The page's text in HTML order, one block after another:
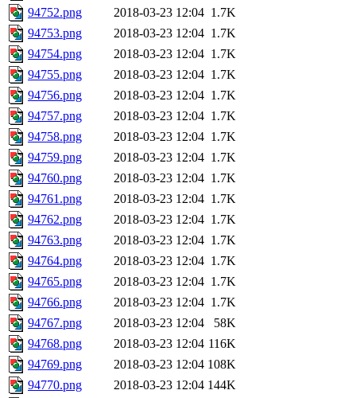
94752.png
2018-03-23 12:04 1.7K
94753.png
2018-03-23 12:04 1.7K
94754.png
2018-03-23 12:04 1.7K
94755.png
2018-03-23 12:04 1.7K
94756.png
2018-03-23 12:04 1.7K
94757.png
2018-03-23 12:04 1.7K
94758.png
2018-03-23 12:04 1.7K
94759.png
2018-03-23 12:04 1.7K
94760.png
2018-03-23 12:04 1.7K
94761.png
2018-03-23 12:04 1.7K
94762.png
2018-03-23 12:04 1.7K
94763.png
2018-03-23 12:04 1.7K
94764.png
2018-03-23 12:04 1.7K
94765.png
2018-03-23 12:04 1.7K
94766.png
2018-03-23 12:04 1.7K
94767.png
2018-03-23 12:04
58K
94768.png
2018-03-23 12:04 116K
94769.png
2018-03-23 12:04 108K
94770.png
2018-03-23 12:04 144K